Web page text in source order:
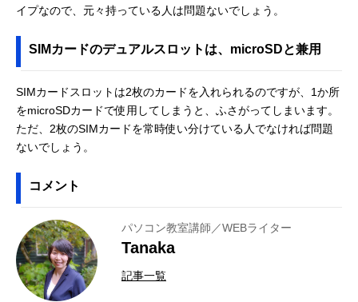
イプなので、元々持っている人は問題ないでしょう。
SIMカードのデュアルスロットは、microSDと兼用
SIMカードスロットは2枚のカードを入れられるのですが、1か所
をmicroSDカードで使用してしまうと、ふさがってしまいます。
ただ、2枚のSIMカードを常時使い分けている人でなければ問題
ないでしょう。
コメント
パソコン教室講師／WEBライター
Tanaka
記事一覧